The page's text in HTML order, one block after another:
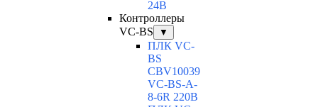
24В
Контроллеры
VC-BS
▼
ПЛК VC-
BS
CBV10039
VC-BS-A-
8-6R 220В